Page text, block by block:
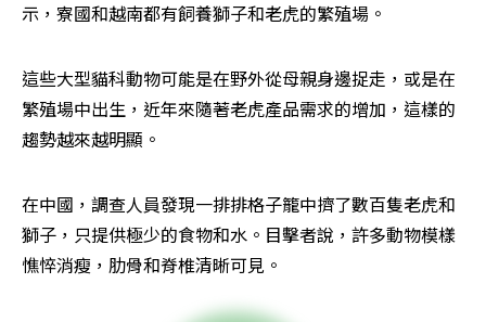
示，寮國和越南都有飼養獅子和老虎的繁殖場。
這些大型貓科動物可能是在野外從母親身邊捉走，或是在
繁殖場中出生，近年來隨著老虎產品需求的增加，這樣的
趨勢越來越明顯。
在中國，調查人員發現一排排格子籠中擠了數百隻老虎和
獅子，只提供極少的食物和水。目擊者說，許多動物模樣
憔悴消瘦，肋骨和脊椎清晰可見。